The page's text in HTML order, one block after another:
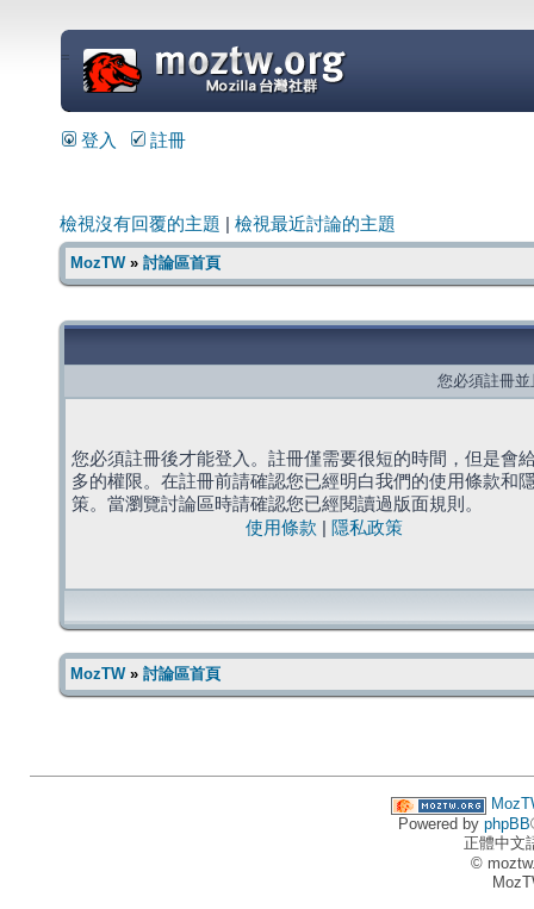
=
登入 註冊
檢視沒有回覆的主題 檢視最近討論的主題
MozTW» 討論區首頁
您必須註冊
您必須註冊後才能登入。註冊僅需要很短的時間，但是會
多的權限。在註冊前請確認您已經明白我們的使用條款和
策。當瀏覽討論區時請確認您已經閱讀過版面規則。
使用條款
隱私政策
MozTW» 討論區首頁
Powered by phpBB
正體中文
©